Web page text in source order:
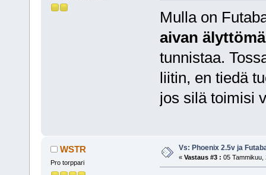
Mulla on
aivan
tunnistaa.
liitin, en tiedä
jos silä toimisi
WSTR
Pro torppari
Vs: Phoenix 2.5v ja
« Vastaus #3 : 05 Tammikuu,